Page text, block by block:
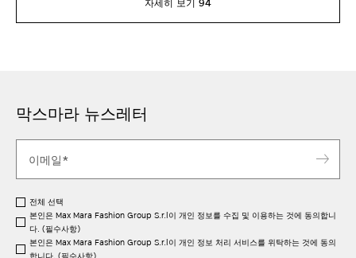
막스마라 뉴스레터
전체 선택
본인은 Max Mara Fashion Group S.r.l이 개인 정보를 수집 및 이용하는 것에 동의합니
다. (필수사항)
본인은 Max Mara Fashion Group S.r.l이 개인 정보 처리 서비스를 위탁하는 것에 동의